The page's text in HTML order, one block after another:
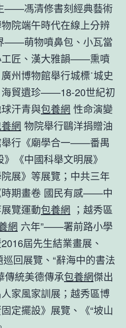
——馮清修書刻經典藝術
院端午時代在線上分辨
——萌物噴鼻包、小瓦當
匠、漢大雅韻——熏噴
州博物館舉行城標˙城史
貿遺珍——18-20世紀初
汗青與包養網 性命演變
網 物院舉行鷗洋捐贈油
舉行《廟學合一——番禺
》《中國科舉文明展》
展》等展覽；中共三年
時期畫卷 國民有感——中
覽運動包養網 ；越秀區
網 六年”——署前路小學
屆先生結業畫展、
回展覽、“辭海中的書法
傳統美德傳承包養網傑出
家風家訓展；越秀區博
定擺設》展覽、《“坡山